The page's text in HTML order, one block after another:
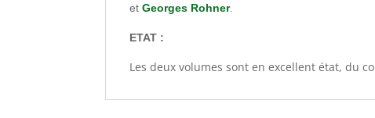
etGeorges Rohner.
ETAT :
Les deux volumes sont en excellent état, du